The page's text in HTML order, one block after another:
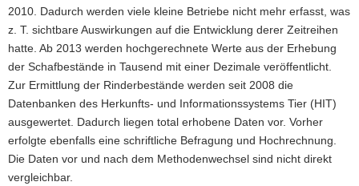
2010. Dadurch werden viele kleine Betriebe nicht mehr erfasst, was
z. T. sichtbare Auswirkungen auf die Entwicklung derer Zeitreihen
hatte. Ab 2013 werden hochgerechnete Werte aus der Erhebung
der Schafbestände in Tausend mit einer Dezimale veröffentlicht.
Zur Ermittlung der Rinderbestände werden seit 2008 die
Datenbanken des Herkunfts- und Informationssystems Tier (HIT)
ausgewertet. Dadurch liegen total erhobene Daten vor. Vorher
erfolgte ebenfalls eine schriftliche Befragung und Hochrechnung.
Die Daten vor und nach dem Methodenwechsel sind nicht direkt
vergleichbar.